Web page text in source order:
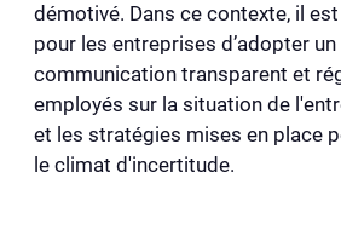
démotivé. Dans ce contexte, il
pour les entreprises d’adopter
communication transparent et
employés sur la situation de
et les stratégies mises en place
le climat d'incertitude.